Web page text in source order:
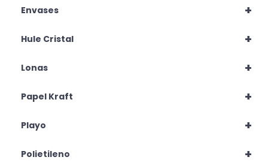
+
Envases
+
Hule Cristal
+
Lonas
+
Papel Kraft
+
Playo
+
Polietileno